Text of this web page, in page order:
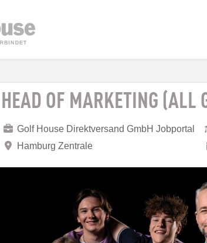
HEAD OF MARKETING (ALL
Golf House Direktversand GmbH Jobportal
Hamburg Zentrale